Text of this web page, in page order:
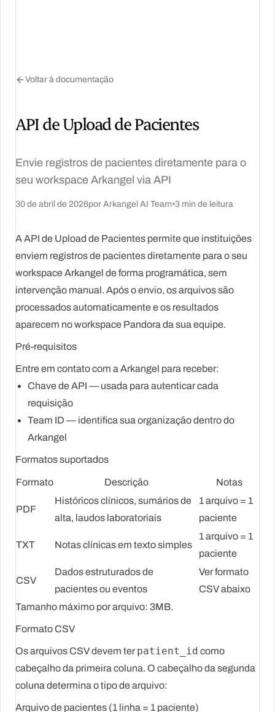
Voltar à documentação
API de Upload de Pacientes
Envie registros de pacientes diretamente para o
seu workspace Arkangel via API
30 de abril de 2026por Arkangel AI Team•3 min de leitura
A API de Upload de Pacientes permite que instituições
enviem registros de pacientes diretamente para o seu
workspace Arkangel de forma programática, sem
intervenção manual. Após o envio, os arquivos são
processados automaticamente e os resultados
aparecem no workspace Pandora da sua equipe.
Pré-requisitos
Entre em contato com a Arkangel para receber:
Chave de API — usada para autenticar cada
requisição
Team ID — identifica sua organização dentro do
Arkangel
Formatos suportados
Formato Descrição Notas
PDF
Históricos clínicos, sumários de
alta, laudos laboratoriais
1 arquivo = 1
paciente
TXT Notas clínicas em texto simples
1 arquivo = 1
paciente
CSV
Dados estruturados de
pacientes ou eventos
Ver formato
CSV abaixo
Tamanho máximo por arquivo: 3MB.
Formato CSV
Os arquivos CSV devem ter patient_id como
cabeçalho da primeira coluna. O cabeçalho da segunda
coluna determina o tipo de arquivo:
Arquivo de pacientes (1 linha = 1 paciente)